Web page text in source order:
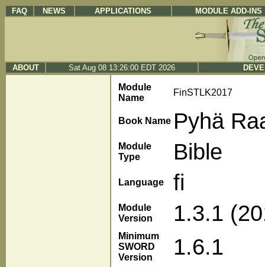
FAQ NEWS APPLICATIONS MODULE ADD-INS
ABOUT Sat Aug 08 13:26:00 EDT 2026
Module
Name
FinSTLK2017
Book Name Pyhä
Module
Type
Bible
Language fi
Module
Version
1.3.1
Minimum
SWORD
Version
1.6.1